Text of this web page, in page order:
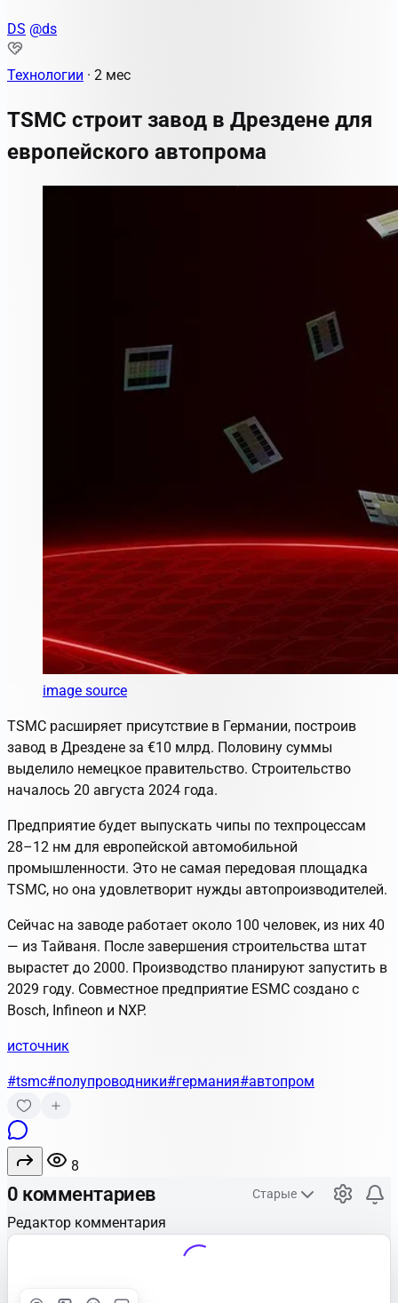
DS @ds
Технологии · 2 мес
TSMC строит завод в Дрездене для
европейского автопрома
image source
TSMC расширяет присутствие в Германии, построив
завод в Дрездене за €10 млрд. Половину суммы
выделило немецкое правительство. Строительство
началось 20 августа 2024 года.
Предприятие будет выпускать чипы по техпроцессам
28–12 нм для европейской автомобильной
промышленности. Это не самая передовая площадка
TSMC, но она удовлетворит нужды автопроизводителей.
Сейчас на заводе работает около 100 человек, из них 40
— из Тайваня. После завершения строительства штат
вырастет до 2000. Производство планируют запустить в
2029 году. Совместное предприятие ESMC создано с
Bosch, Infineon и NXP.
источник
#tsmc#полупроводники#германия#автопром
8
0 комментариев Старые
Редактор комментария